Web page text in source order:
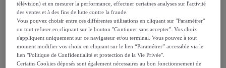
Livraison
Livraison à partir de30 €
télévision) et en mesurer la performance, effectuer certaines analyses sur l'activité
des ventes et à des fins de lutte contre la fraude.
Vous pouvez choisir entre ces différentes utilisations en cliquant sur "Paramétrer"
ou tout refuser en cliquant sur le bouton "Continuer sans accepter". Vos choix
s'appliquent uniquement sur ce navigateur et/ou terminal. Vous pouvez à tout
moment modifier vos choix en cliquant sur le lien “Paramétrer” accessible via le
lien "Politique de Confidentialité et protection de la Vie Privée".
Certains Cookies déposés sont également nécessaires au bon fonctionnement de